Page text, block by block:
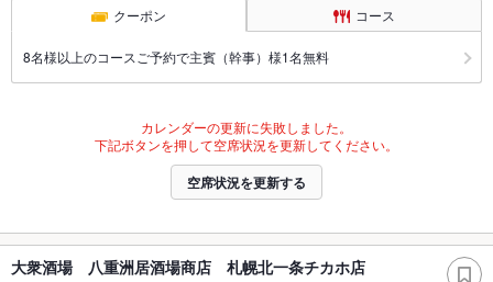
クーポン コース
8名様以上のコースご予約で主賓（幹事）様1名無料
カレンダーの更新に失敗しました。
下記ボタンを押して空席状況を更新してください。
空席状況を更新する
大衆酒場 八重洲居酒場商店 札幌北一条チカホ店